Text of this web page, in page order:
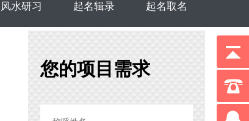
风水研习 起名辑录 起名取名
您的项目需求